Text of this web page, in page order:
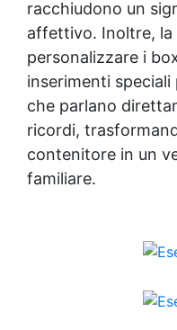
racchiudono un
affettivo. Inoltre, la
personalizzare i
inserimenti
che parlano
ricordi,
contenitore in un
familiare.